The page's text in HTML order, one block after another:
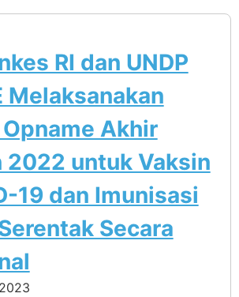
RI dan UNDP
Melaksanakan
Akhir
2022 untuk Vaksin
19 dan Imunisasi
Secara